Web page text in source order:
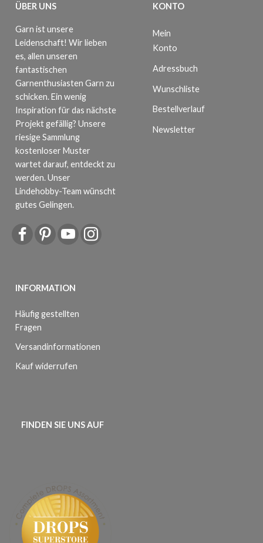
ÜBER UNS
Garn ist unsere
Leidenschaft! Wir lieben
es, allen unseren
fantastischen
Garnenthusiasten Garn zu
schicken. Ein wenig
Inspiration für das nächste
Projekt gefällig? Unsere
riesige Sammlung
kostenloser Muster
wartet darauf, entdeckt zu
werden. Unser
Lindehobby-Team wünscht
gutes Gelingen.
INFORMATION
Häufig gestellten
Fragen
Versandinformationen
Kauf widerrufen
KONTO
Mein
Konto
Adressbuch
Wunschliste
Bestellverlauf
Newsletter
FINDEN SIE UNS AUF